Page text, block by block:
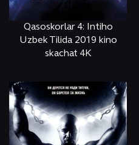
Qasoskorlar 4: Intiho
Uzbek Tilida 2019 kino
skachat 4K